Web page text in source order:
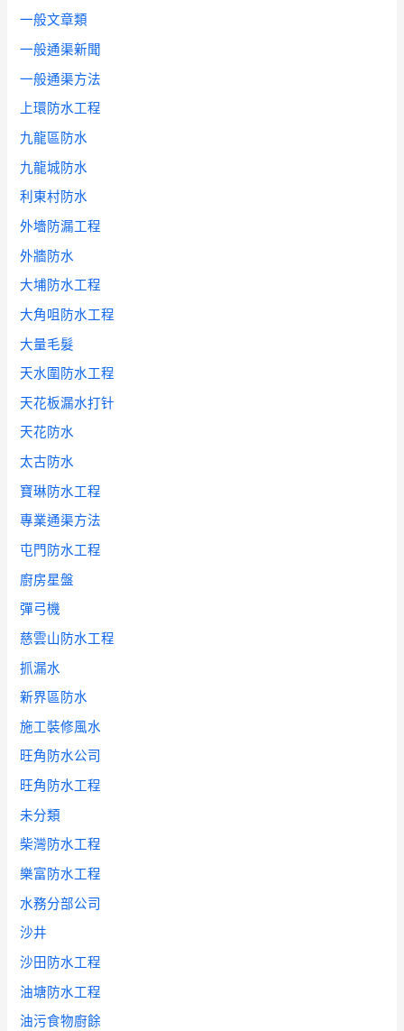
一般文章類
一般通渠新聞
一般通渠方法
上環防水工程
九龍區防水
九龍城防水
利東村防水
外墻防漏工程
外牆防水
大埔防水工程
大角咀防水工程
大量毛髮
天水圍防水工程
天花板漏水打针
天花防水
太古防水
寶琳防水工程
專業通渠方法
屯門防水工程
廚房星盤
彈弓機
慈雲山防水工程
抓漏水
新界區防水
施工裝修風水
旺角防水公司
旺角防水工程
未分類
柴灣防水工程
樂富防水工程
水務分部公司
沙井
沙田防水工程
油塘防水工程
油污食物廚餘